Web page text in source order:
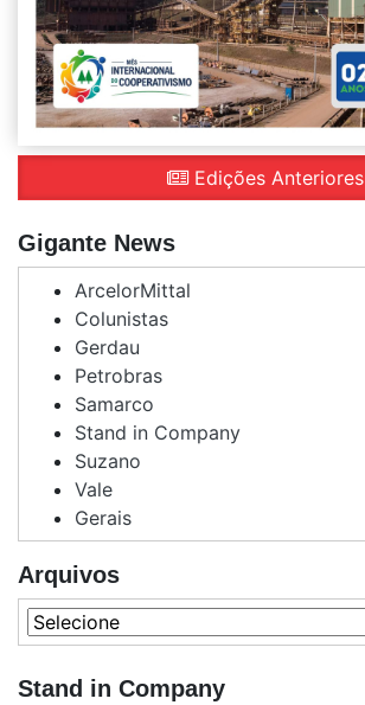
Edições Anteriores
Gigante News
ArcelorMittal
Colunistas
Gerdau
Petrobras
Samarco
Stand in Company
Suzano
Vale
Gerais
Arquivos
Stand in Company